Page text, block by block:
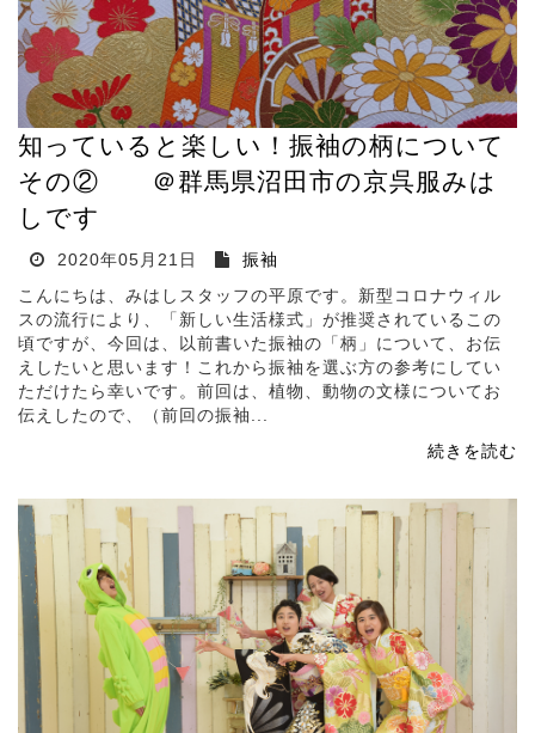
知っていると楽しい！振袖の柄について
その② ＠群馬県沼田市の京呉服みは
しです
2020年05月21日
振袖
こんにちは、みはしスタッフの平原です。新型コロナウィル
スの流行により、「新しい生活様式」が推奨されているこの
頃ですが、今回は、以前書いた振袖の「柄」について、お伝
えしたいと思います！これから振袖を選ぶ方の参考にしてい
ただけたら幸いです。前回は、植物、動物の文様についてお
伝えしたので、（前回の振袖...
続きを読む